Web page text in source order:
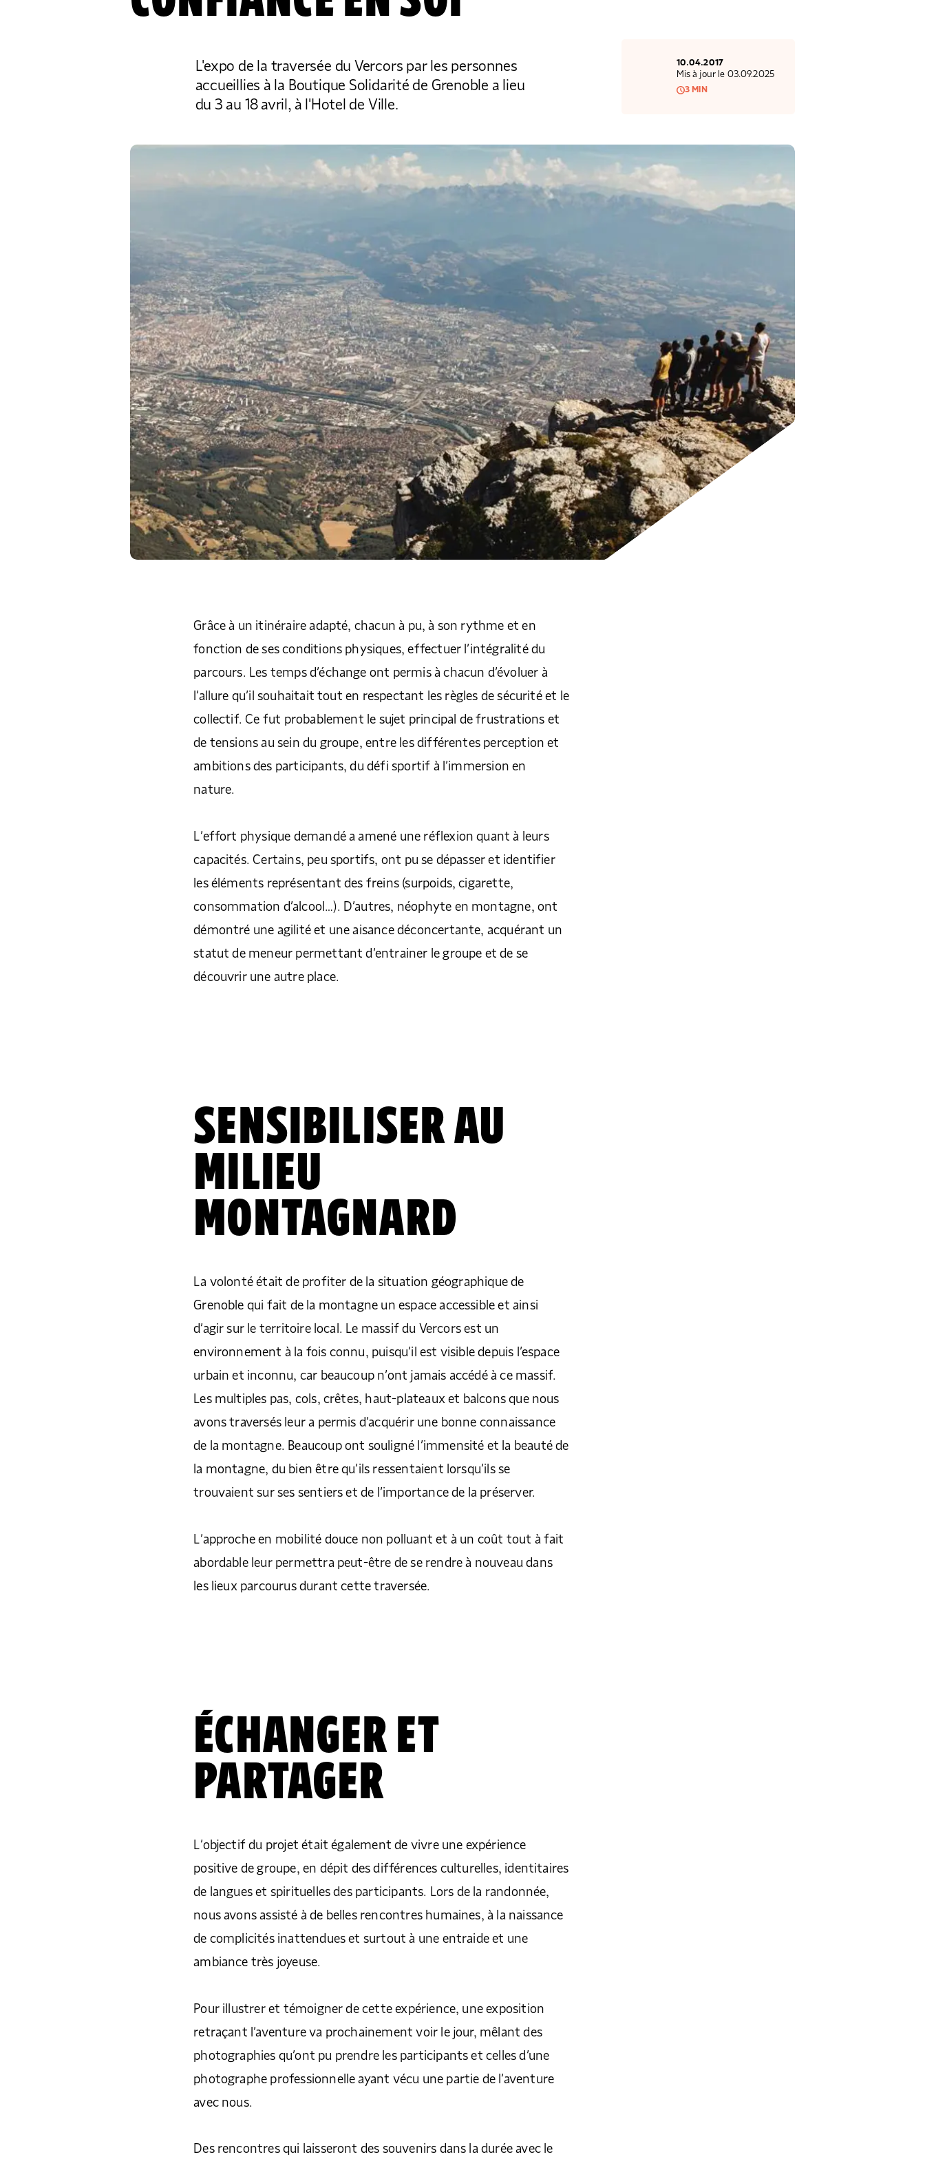
L'expo de la traversée du Vercors par les personnes
accueillies à la Boutique Solidarité de Grenoble a lieu
du 3 au 18 avril, à l'Hotel de Ville.
10.04.2017
Mis à jour le 03.09.2025
3 MIN
Grâce à un itinéraire adapté, chacun à pu, à son rythme et en
fonction de ses conditions physiques, effectuer l’intégralité du
parcours. Les temps d’échange ont permis à chacun d’évoluer à
l’allure qu’il souhaitait tout en respectant les règles de sécurité et le
collectif. Ce fut probablement le sujet principal de frustrations et
de tensions au sein du groupe, entre les différentes perception et
ambitions des participants, du défi sportif à l’immersion en
nature.
L’effort physique demandé a amené une réflexion quant à leurs
capacités. Certains, peu sportifs, ont pu se dépasser et identifier
les éléments représentant des freins (surpoids, cigarette,
consommation d’alcool…). D’autres, néophyte en montagne, ont
démontré une agilité et une aisance déconcertante, acquérant un
statut de meneur permettant d’entrainer le groupe et de se
découvrir une autre place.
SENSIBILISER AU
MILIEU
MONTAGNARD
La volonté était de profiter de la situation géographique de
Grenoble qui fait de la montagne un espace accessible et ainsi
d’agir sur le territoire local. Le massif du Vercors est un
environnement à la fois connu, puisqu’il est visible depuis l’espace
urbain et inconnu, car beaucoup n’ont jamais accédé à ce massif.
Les multiples pas, cols, crêtes, haut-plateaux et balcons que nous
avons traversés leur a permis d’acquérir une bonne connaissance
de la montagne. Beaucoup ont souligné l’immensité et la beauté de
la montagne, du bien être qu’ils ressentaient lorsqu’ils se
trouvaient sur ses sentiers et de l’importance de la préserver.
L’approche en mobilité douce non polluant et à un coût tout à fait
abordable leur permettra peut-être de se rendre à nouveau dans
les lieux parcourus durant cette traversée.
ÉCHANGER ET
PARTAGER
L’objectif du projet était également de vivre une expérience
positive de groupe, en dépit des différences culturelles, identitaires
de langues et spirituelles des participants. Lors de la randonnée,
nous avons assisté à de belles rencontres humaines, à la naissance
de complicités inattendues et surtout à une entraide et une
ambiance très joyeuse.
Pour illustrer et témoigner de cette expérience, une exposition
retraçant l’aventure va prochainement voir le jour, mêlant des
photographies qu’ont pu prendre les participants et celles d’une
photographe professionnelle ayant vécu une partie de l’aventure
avec nous.
Des rencontres qui laisseront des souvenirs dans la durée avec le